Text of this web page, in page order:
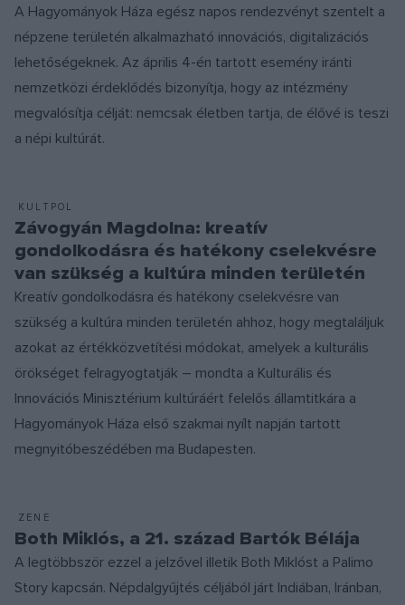
A Hagyományok Háza egész napos rendezvényt szentelt a
népzene területén alkalmazható innovációs, digitalizációs
lehetőségeknek. Az április 4-én tartott esemény iránti
nemzetközi érdeklődés bizonyítja, hogy az intézmény
megvalósítja célját: nemcsak életben tartja, de élővé is teszi
a népi kultúrát.
KULTPOL
Závogyán Magdolna: kreatív
gondolkodásra és hatékony cselekvésre
van szükség a kultúra minden területén
Kreatív gondolkodásra és hatékony cselekvésre van
szükség a kultúra minden területén ahhoz, hogy megtaláljuk
azokat az értékközvetítési módokat, amelyek a kulturális
örökséget felragyogtatják – mondta a Kulturális és
Innovációs Minisztérium kultúráért felelős államtitkára a
Hagyományok Háza első szakmai nyílt napján tartott
megnyitóbeszédében ma Budapesten.
ZENE
Both Miklós, a 21. század Bartók Bélája
A legtöbbször ezzel a jelzővel illetik Both Miklóst a Palimo
Story kapcsán. Népdalgyűjtés céljából járt Indiában, Iránban,